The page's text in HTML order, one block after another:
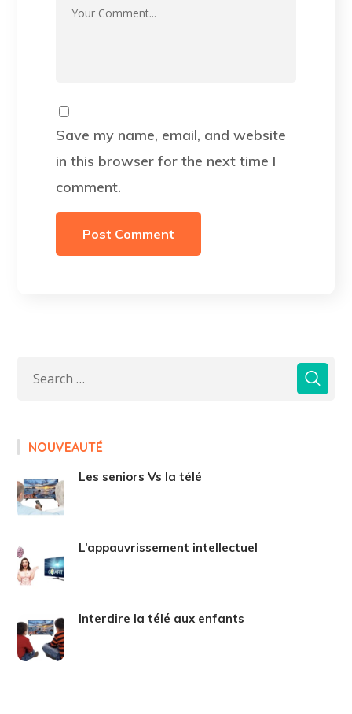
Save my name, email, and website
in this browser for the next time I
comment.
NOUVEAUTÉ
Les seniors Vs la télé
L’appauvrissement intellectuel
Interdire la télé aux enfants